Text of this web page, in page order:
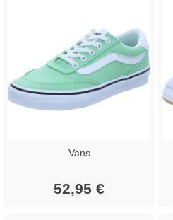
Vans
52,95 €